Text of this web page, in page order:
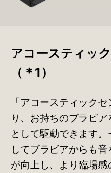
アコースティッ
（＊1）
「アコースティック
り、お持ちのブラビ
として駆動できます
してブラビアからも
が向上し、より臨場